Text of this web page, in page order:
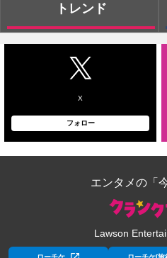
トレンド
X
フォロー
エンタメの「
Lawson